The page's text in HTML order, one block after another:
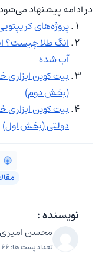
در ادامه پیشنهاد
پروژه‌های
انگ طلا چیست؟
آب شده
بیت کوین ابزاری
(بخش دوم)
بیت کوین ابزاری
دولتی (بخش اول)
نویسنده :
محسن امیری
تعداد پست ها: 66